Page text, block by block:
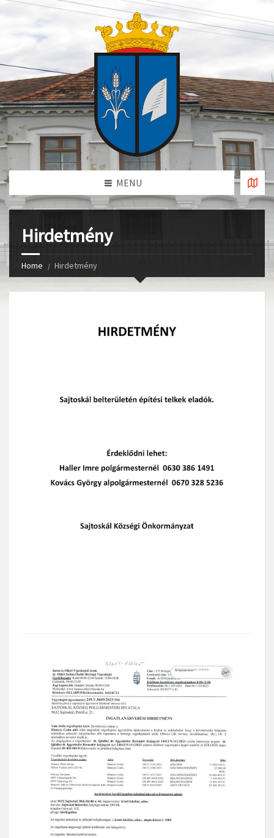
MENU
Hirdetmény
Home Hirdetmény